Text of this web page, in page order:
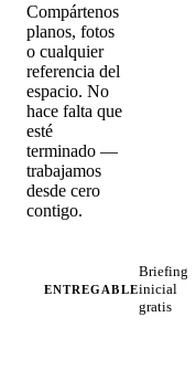
Compártenos
planos, fotos
o cualquier
referencia del
espacio. No
hace falta que
esté
terminado —
trabajamos
desde cero
contigo.
ENTREGABLE
Briefing
inicial
gratis